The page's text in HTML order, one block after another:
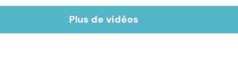
Plus de vidéos